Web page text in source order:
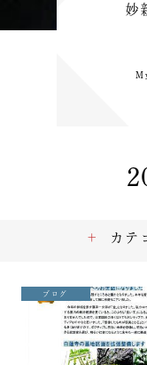
妙
ブログ
カテ